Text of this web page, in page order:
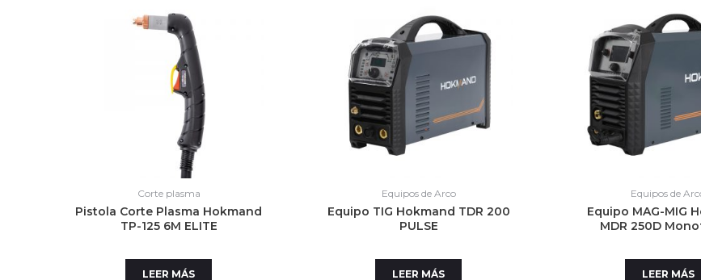
Corte plasma
Pistola Corte Plasma Hokmand
TP-125 6M ELITE
LEER MÁS
Equipos de Arco
Equipo TIG Hokmand TDR 200
PULSE
LEER MÁS
Equipos de
Equipo MAG-MIG
MDR 250D
LEER MÁS